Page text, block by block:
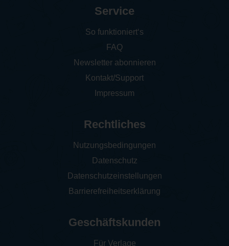
Service
So funktioniert‘s
FAQ
Newsletter abonnieren
Kontakt/Support
Impressum
Rechtliches
Nutzungsbedingungen
Datenschutz
Datenschutzeinstellungen
Barrierefreiheitserklärung
Geschäftskunden
Für Verlage